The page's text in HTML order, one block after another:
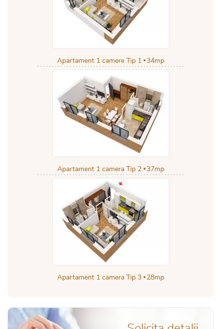
Apartament 1 camere Tip 1 34mp
Apartament 1 camera Tip 2 37mp
Apartament 1 camera Tip 3 28mp